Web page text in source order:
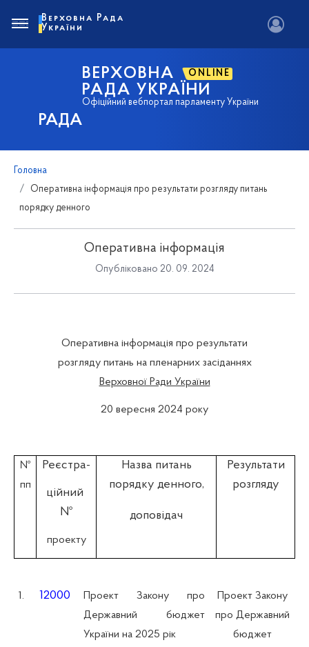
РАДА
ВЕРХОВНА ONLINE
РАДА УКРАЇНИ
Офіційний вебпортал парламенту України
Верховна Рада
України
Головна
Оперативна інформація про результати розгляду питань
порядку денного
Оперативна інформація
Опубліковано 20. 09. 2024
Оперативна інформація про результати
розгляду питань на пленарних засіданнях
Верховної Ради України
20 вересня 2024 року
№
пп
Реєстра-
ційний
№
проекту
Назва питань
порядку денного,
доповідач
Результати
розгляду
1. 12000
Проект Закону про
Державний бюджет
України на 2025 рік
Проект Закону
про Державний
бюджет